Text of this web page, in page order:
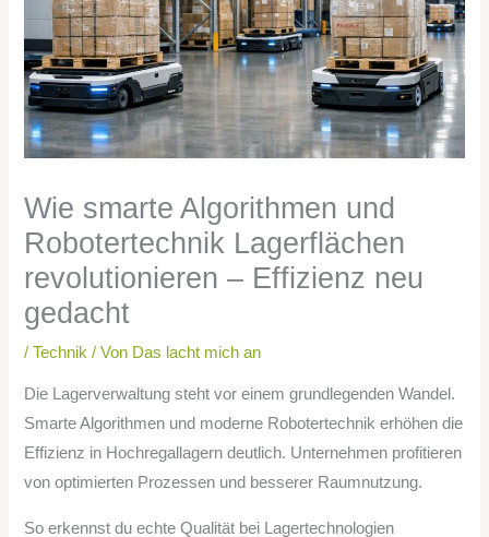
Wie smarte Algorithmen und
Robotertechnik Lagerflächen
revolutionieren – Effizienz neu
gedacht
/Technik / Von Das lacht mich an
Die Lagerverwaltung steht vor einem grundlegenden Wandel.
Smarte Algorithmen und moderne Robotertechnik erhöhen die
Effizienz in Hochregallagern deutlich. Unternehmen profitieren
von optimierten Prozessen und besserer Raumnutzung.
So erkennst du echte Qualität bei Lagertechnologien